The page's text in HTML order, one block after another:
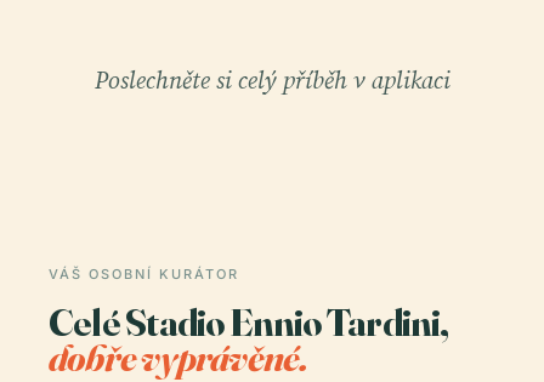
Poslechněte si celý příběh v aplikaci
VÁŠ OSOBNÍ KURÁTOR
Celé Stadio Ennio Tardini,
dobře vyprávěné.